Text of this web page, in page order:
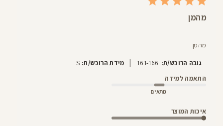
מהמן
מהמן
גובה הרוכש/ת: 161-166
| מידת הרוכש/ת: S
התאמה למידה
מתאים
איכות המוצר